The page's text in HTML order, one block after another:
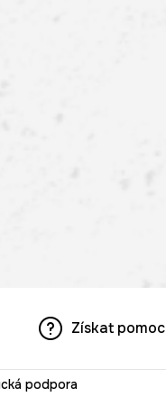
Získat pomoc
podpora